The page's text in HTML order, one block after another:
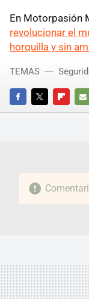
En Motorpasión
revolucionar el
horquilla y sin
FACEBOOKTWITTER
E-
TEMAS